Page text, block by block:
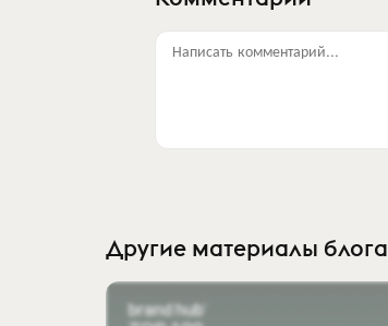
Написать комментарий...
Другие материалы блога